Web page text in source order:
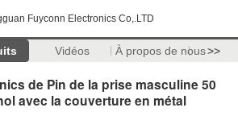
Fuyconn Electronics Co,.LTD
Vidéos À propos de nous>>
de Pin de la prise masculine 50
avec la couverture en métal